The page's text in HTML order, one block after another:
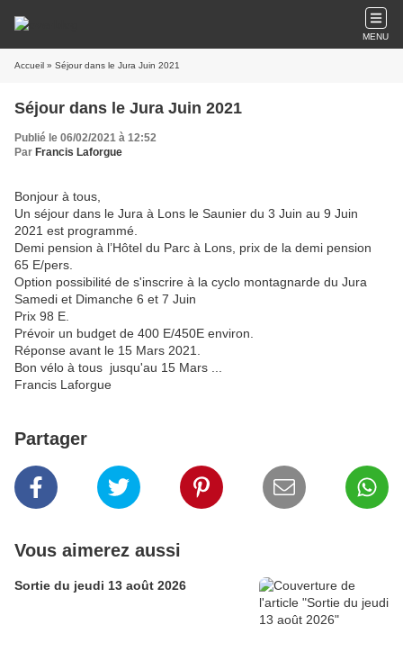
MENU
Accueil » Séjour dans le Jura Juin 2021
Séjour dans le Jura Juin 2021
Publié le 06/02/2021 à 12:52
Par Francis Laforgue
Bonjour à tous,
Un séjour dans le Jura à Lons le Saunier du 3 Juin au 9 Juin
2021 est programmé.
Demi pension à l’Hôtel du Parc à Lons, prix de la demi pension
65 E/pers.
Option possibilité de s'inscrire à la cyclo montagnarde du Jura
Samedi et Dimanche 6 et 7 Juin
Prix 98 E.
Prévoir un budget de 400 E/450E environ.
Réponse avant le 15 Mars 2021.
Bon vélo à tous jusqu'au 15 Mars ...
Francis Laforgue
Partager
Vous aimerez aussi
Sortie du jeudi 13 août 2026